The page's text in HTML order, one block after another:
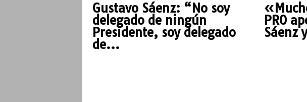
Gustavo Sáenz: “No soy
delegado de ningún
Presidente, soy delegado
de...
PRO
Sáenz